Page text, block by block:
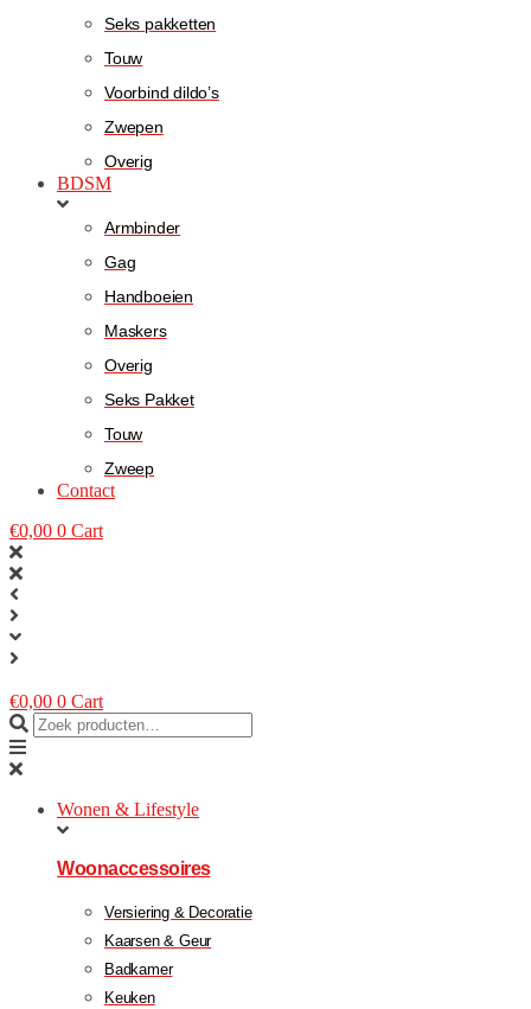
Seks pakketten
Touw
Voorbind dildo’s
Zwepen
Overig
BDSM
Armbinder
Gag
Handboeien
Maskers
Overig
Seks Pakket
Touw
Zweep
Contact
€0,00 0 Cart
€0,00 0 Cart
Wonen & Lifestyle
Woonaccessoires
Versiering & Decoratie
Kaarsen & Geur
Badkamer
Keuken